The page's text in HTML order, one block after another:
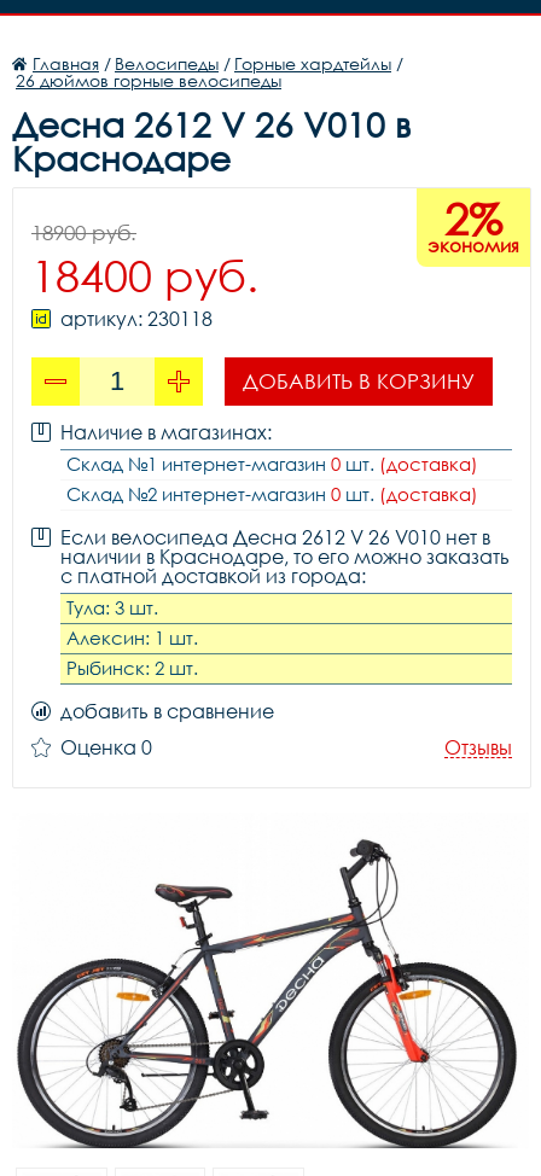
Главная / Велосипеды / Горные хардтейлы /
26 дюймов горные велосипеды
Десна 2612 V 26 V010 в
Краснодаре
2%
экономия
18900 руб.
18400 руб.
артикул: 230118
ДОБАВИТЬ В КОРЗИНУ
Наличие в магазинах:
Склад №1 интернет-магазин 0 шт. (доставка)
Склад №2 интернет-магазин 0 шт. (доставка)
Если велосипеда Десна 2612 V 26 V010 нет в
наличии в Краснодаре, то его можно заказать
с платной доставкой из города:
Тула: 3 шт.
Алексин: 1 шт.
Рыбинск: 2 шт.
добавить в сравнение
Оценка 0
Отзывы